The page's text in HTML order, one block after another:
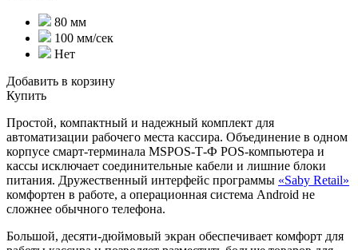
80 мм
100 мм/сек
Нет
Добавить в корзину
Купить
Простой, компактный и надежный комплект для
автоматизации рабочего места кассира. Объединение в одном
корпусе смарт-терминала MSPOS-Т-Ф POS-компьютера и
кассы исключает соединительные кабели и лишние блоки
питания. Дружественный интерфейс программы «Saby Retail»
комфортен в работе, а операционная система Android не
сложнее обычного телефона.
Большой, десяти-дюймовый экран обеспечивает комфорт для